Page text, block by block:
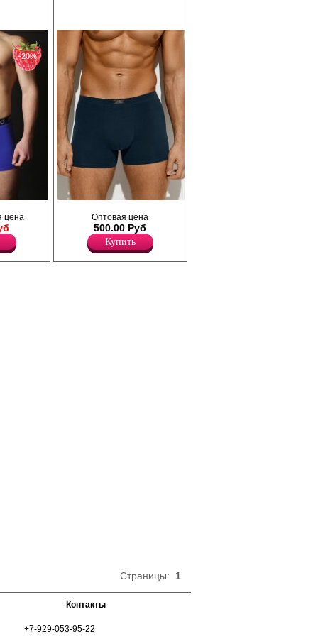
ношения, занятий спортом. Базовая
модель в классических оттенках.
Вискоза 93%
Эластан 7%
−20%
цена
силуэта, однотонные, из
высококачественного хлопка с
добавлением эластана, повышающий
прочность и качество одежды, создавая
идеальное облегание фигуры. Имеют
Оптовая цена
500.00 Руб
Купить
Страницы: 1
Контакты
+7-929-053-95-22